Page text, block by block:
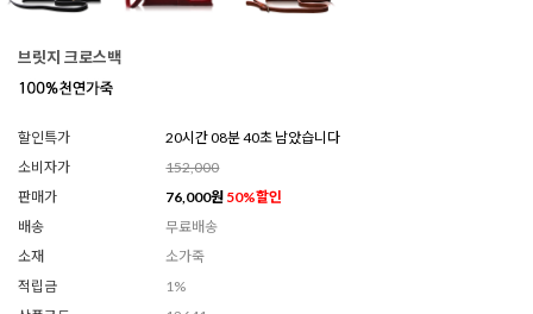
브릿지 크로스백
할인특가
20시간 08분 38초 남았습니다
소비자가
152,000
판매가
76,000원 50%할인
배송
무료배송
소재
소가죽
적립금
1%